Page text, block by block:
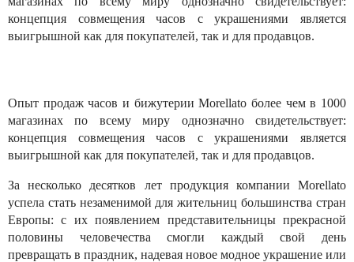
концепция совмещения часов с украшениями является
выигрышной как для покупателей, так и для продавцов.
Опыт продаж часов и бижутерии Morellato более чем в 1000
магазинах по всему миру однозначно свидетельствует:
концепция совмещения часов с украшениями является
выигрышной как для покупателей, так и для продавцов.
За несколько десятков лет продукция компании Morellato
успела стать незаменимой для жительниц большинства стран
Европы: с их появлением представительницы прекрасной
половины человечества смогли каждый свой день
превращать в праздник, надевая новое модное украшение или